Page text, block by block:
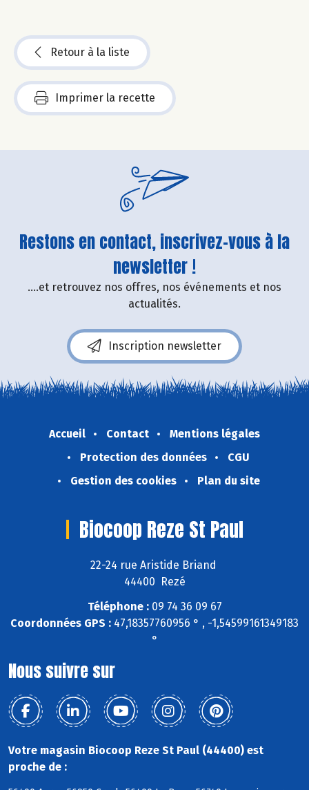
Retour à la liste
Imprimer la recette
Restons en contact, inscrivez-vous à la
newsletter !
....et retrouvez nos offres, nos événements et nos
actualités.
Inscription newsletter
Accueil Contact
Mentions légales
Protection des données
CGU
Gestion des cookies
Plan du site
Biocoop Reze St Paul
22-24 rue Aristide Briand
44400 Rezé
Téléphone :09 74 36 09 67
Coordonnées GPS : 47,18357760956 ° , -1,54599161349183
°
Nous suivre sur
Votre magasin Biocoop Reze St Paul (44400) est
proche de :